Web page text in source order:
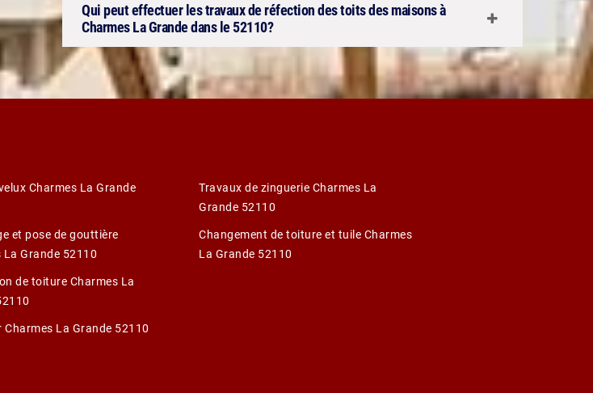
Qui peut effectuer les travaux de réfection des toits des maisons à
Charmes La Grande dans le 52110?
Charmes La Grande
et pose de gouttière
La Grande 52110
de toiture Charmes La
Charmes La Grande 52110
Travaux de zinguerie Charmes La
Grande 52110
Changement de toiture et tuile Charmes
La Grande 52110